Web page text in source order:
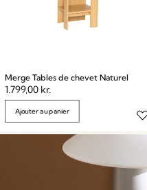
Merge Tables de chevet Naturel
1.799,00 kr.
Ajouter au panier